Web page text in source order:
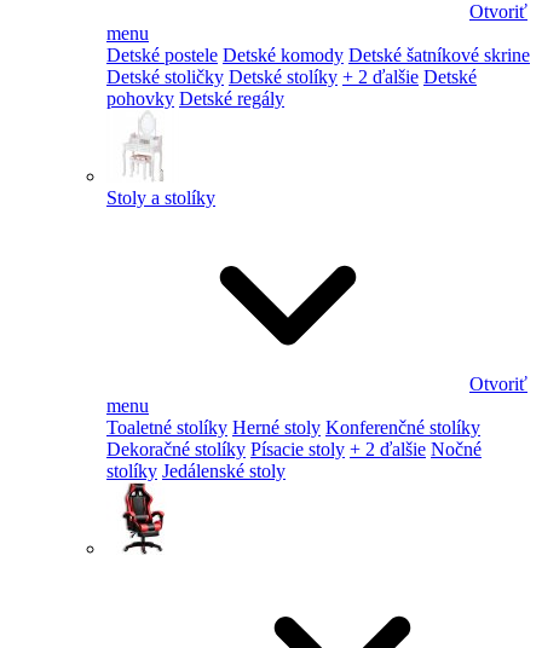
Otvoriť
menu
Detské postele Detské komody Detské šatníkové skrine
Detské stoličky Detské stolíky + 2 ďalšie Detské
pohovky Detské regály
Stoly a stolíky
Otvoriť
menu
Toaletné stolíky Herné stoly Konferenčné stolíky
Dekoračné stolíky Písacie stoly + 2 ďalšie Nočné
stolíky Jedálenské stoly